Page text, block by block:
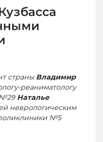
страны Владимир
реаниматологу
№29 Наталье
неврологическим
№5